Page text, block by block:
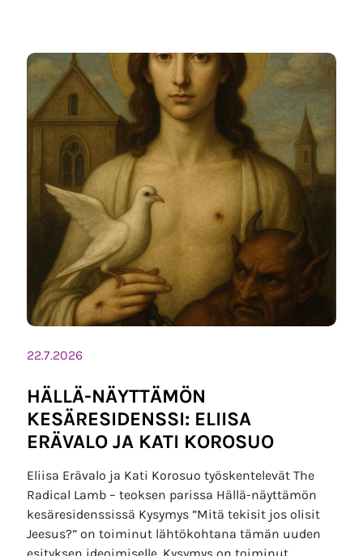
22.7.2026
HÄLLÄ-NÄYTTÄMÖN
KESÄRESIDENSSI: ELIISA
ERÄVALO JA KATI KOROSUO
Eliisa Erävalo ja Kati Korosuo työskentelevät The
Radical Lamb – teoksen parissa Hällä-näyttämön
kesäresidenssissä Kysymys ”Mitä tekisit jos olisit
Jeesus?” on toiminut lähtökohtana tämän uuden
esityksen ideoimiselle. Kysymys on toiminut